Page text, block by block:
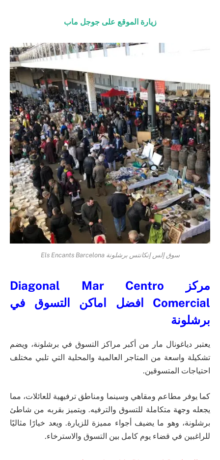
زيارة الموقع على جوجل ماب
سوق إلس إنكانتس برشلونة Els Encants Barcelona
مركز Diagonal Mar Centro
Comercial افضل اماكن التسوق في
برشلونة
يعتبر دياغونال مار من أكبر مراكز التسوق في برشلونة، ويضم
تشكيلة واسعة من المتاجر العالمية والمحلية التي تلبي مختلف
احتياجات المتسوقين.
كما يوفر مطاعم ومقاهي وسينما ومناطق ترفيهية للعائلات، مما
يجعله وجهة متكاملة للتسوق والترفيه. ويتميز بقربه من شاطئ
برشلونة، وهو ما يضيف أجواء مميزة للزيارة. ويعد خيارًا مثاليًا
للراغبين في قضاء يوم كامل بين التسوق والاسترخاء.